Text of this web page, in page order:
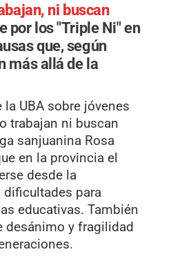
ni buscan
por los "Triple Ni" en
que, según
más allá de la
UBA sobre jóvenes
trabajan ni buscan
sanjuanina Rosa
en la provincia el
desde la
dificultades para
educativas. También
desánimo y fragilidad